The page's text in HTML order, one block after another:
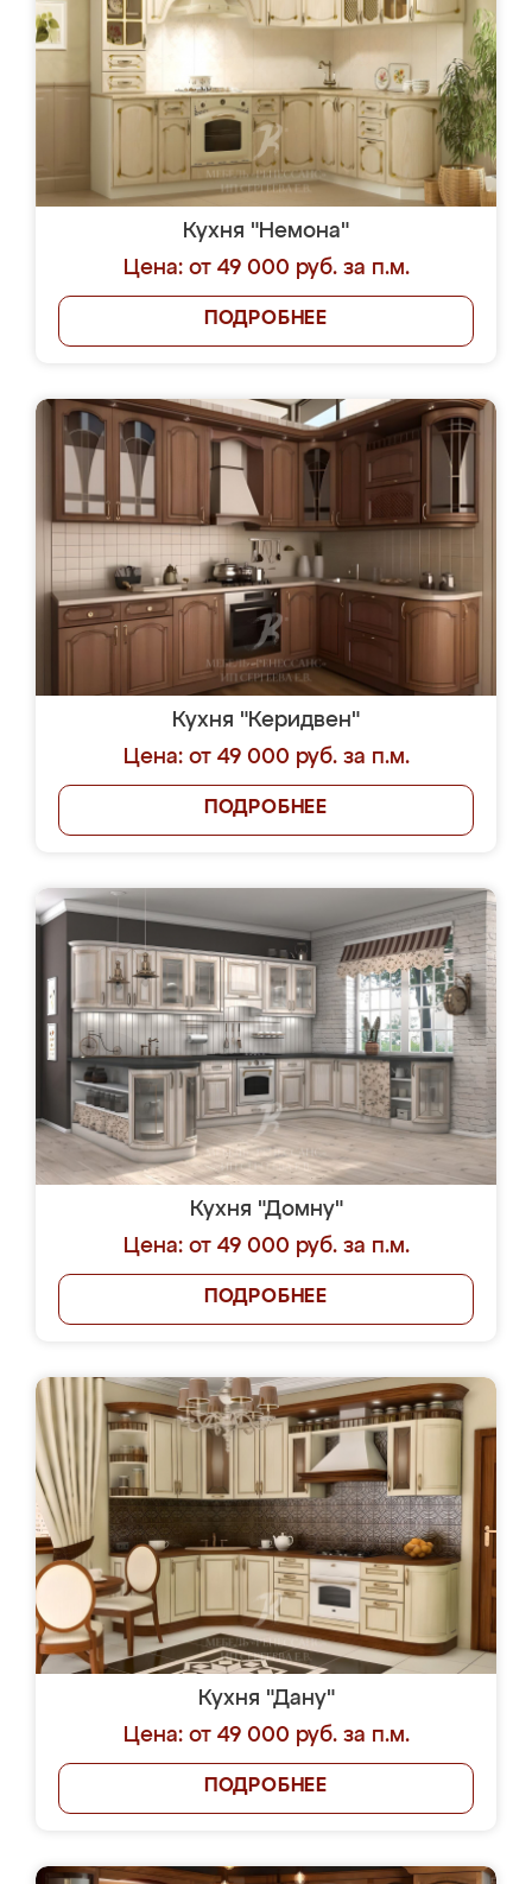
Кухня "Немона"
Цена: от 49 000 руб. за п.м.
ПОДРОБНЕЕ
Кухня "Керидвен"
Цена: от 49 000 руб. за п.м.
ПОДРОБНЕЕ
Кухня "Домну"
Цена: от 49 000 руб. за п.м.
ПОДРОБНЕЕ
Кухня "Дану"
Цена: от 49 000 руб. за п.м.
ПОДРОБНЕЕ